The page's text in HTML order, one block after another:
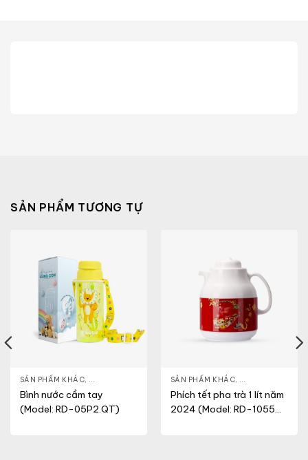
SẢN PHẨM TƯƠNG TỰ
SẢN PHẨM KHÁC, BÌNH NƯỚC CẦM TAY
Bình nước cầm tay
(Model: RD-05P2.QT)
SẢN PHẨM KHÁC, PHÍCH TRÀ - CÀ
Phích tết pha trà 1 lít năm
2024 (Model: RD-1055